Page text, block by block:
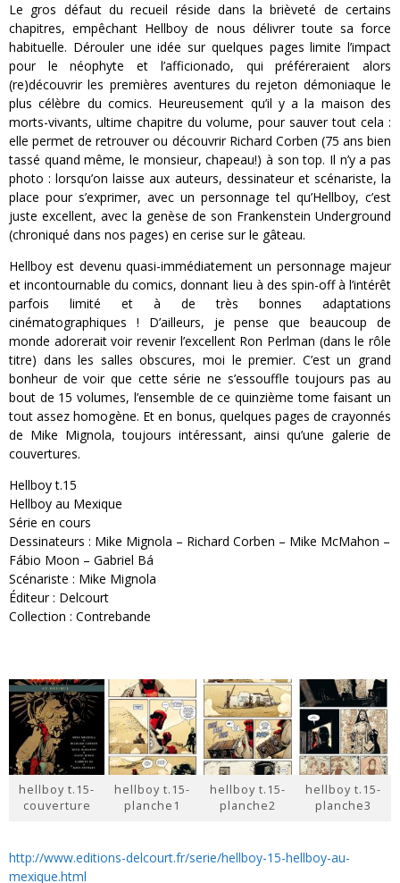
Le gros défaut du recueil réside dans la brièveté de certains
chapitres, empêchant Hellboy de nous délivrer toute sa force
habituelle. Dérouler une idée sur quelques pages limite l’impact
pour le néophyte et l’afficionado, qui préféreraient alors
(re)découvrir les premières aventures du rejeton démoniaque le
plus célèbre du comics. Heureusement qu’il y a la maison des
morts-vivants, ultime chapitre du volume, pour sauver tout cela :
elle permet de retrouver ou découvrir Richard Corben (75 ans bien
tassé quand même, le monsieur, chapeau!) à son top. Il n’y a pas
photo : lorsqu’on laisse aux auteurs, dessinateur et scénariste, la
place pour s’exprimer, avec un personnage tel qu’Hellboy, c’est
juste excellent, avec la genèse de son Frankenstein Underground
(chroniqué dans nos pages) en cerise sur le gâteau.
Hellboy est devenu quasi-immédiatement un personnage majeur
et incontournable du comics, donnant lieu à des spin-off à l’intérêt
parfois limité et à de très bonnes adaptations
cinématographiques ! D’ailleurs, je pense que beaucoup de
monde adorerait voir revenir l’excellent Ron Perlman (dans le rôle
titre) dans les salles obscures, moi le premier. C’est un grand
bonheur de voir que cette série ne s’essouffle toujours pas au
bout de 15 volumes, l’ensemble de ce quinzième tome faisant un
tout assez homogène. Et en bonus, quelques pages de crayonnés
de Mike Mignola, toujours intéressant, ainsi qu’une galerie de
couvertures.
Hellboy t.15
Hellboy au Mexique
Série en cours
Dessinateurs : Mike Mignola – Richard Corben – Mike McMahon –
Fábio Moon – Gabriel Bá
Scénariste : Mike Mignola
Éditeur : Delcourt
Collection : Contrebande
hellboy t.15-
couverture
hellboy t.15-
planche1
hellboy t.15-
planche2
hellboy t.15-
planche3
http://www.editions-delcourt.fr/serie/hellboy-15-hellboy-au-
mexique.html